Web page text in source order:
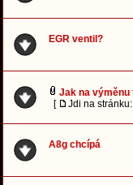
EGR ventil?
Jak na
[
Jdi na stránku:
A8g chcípá